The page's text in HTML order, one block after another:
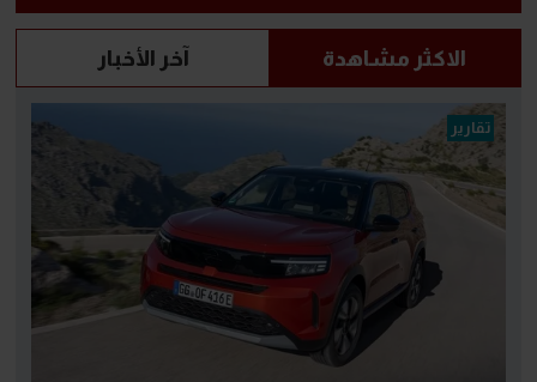
الاكثر مشاهدة آخر الأخبار
تقارير